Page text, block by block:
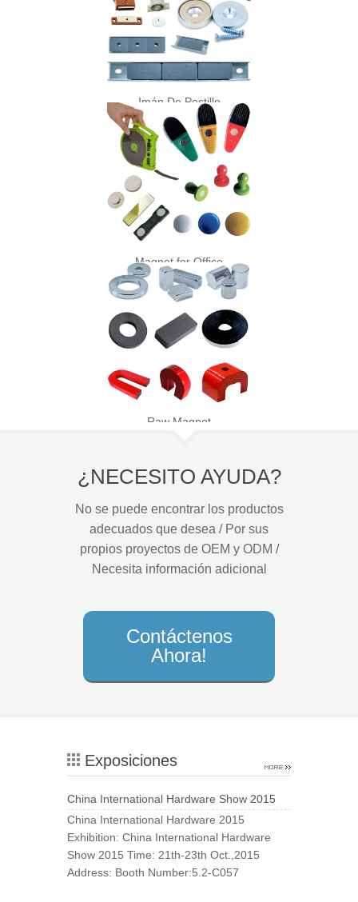
Imán De Pestillo
Magnet for Office
Raw Magnet
¿NECESITO AYUDA?
No se puede encontrar los productos
adecuados que desea / Por sus
propios proyectos de OEM y ODM /
Necesita información adicional
Contáctenos
Ahora!
Exposiciones
China International Hardware Show 2015
China International Hardware 2015
Exhibition: China International Hardware
Show 2015 Time: 21th-23th Oct.,2015
Address: Booth Number:5.2-C057